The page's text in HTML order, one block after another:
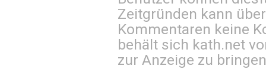
Zeitgründen kann
Kommentaren keine
behält sich kath.net
zur Anzeige zu